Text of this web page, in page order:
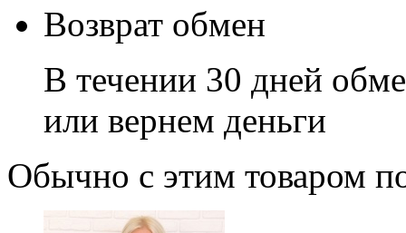
Возврат обмен
В течении 30 дней
или вернем деньги
Обычно с этим товаром